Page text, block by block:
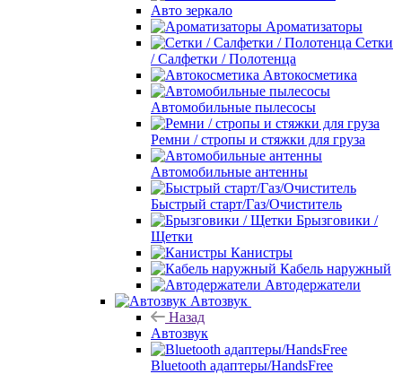
Авто зеркало
Ароматизаторы
Сетки
/ Салфетки / Полотенца
Автокосметика
Автомобильные пылесосы
Ремни / стропы и стяжки для груза
Автомобильные антенны
Быстрый старт/Газ/Очиститель
Брызговики /
Щетки
Канистры
Кабель наружный
Автодержатели
Автозвук
Назад
Автозвук
Bluetooth адаптеры/HandsFree